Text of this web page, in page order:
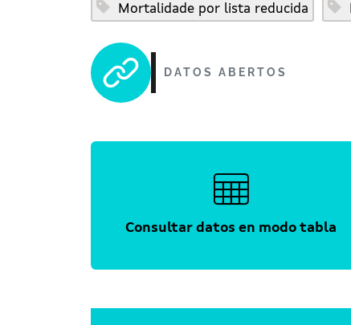
Mortalidade por lista reducida
DATOS ABERTOS
Consultar datos en modo tabla